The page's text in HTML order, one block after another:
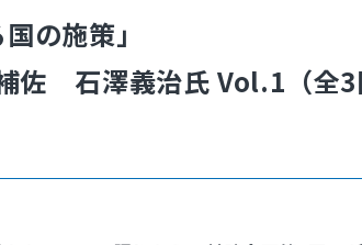
の施策」
佐 石澤義治氏 Vol.1（全3